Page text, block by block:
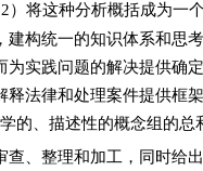
2）将这种分析概括成为一
建构统一的知识体系和思
为实践问题的解决提供确
释法律和处理案件提供框
的、描述性的概念组的
、整理和加工，同时给